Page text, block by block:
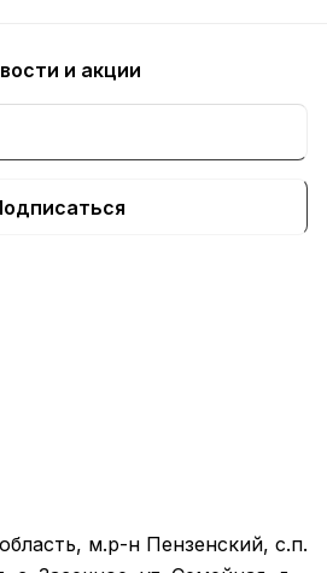
и акции
м.р-н Пензенский, с.п.